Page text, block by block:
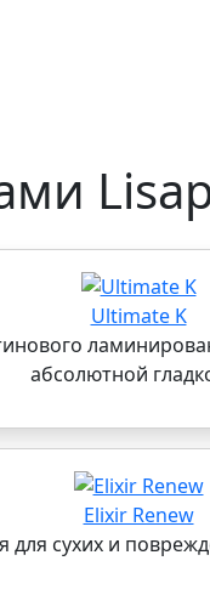
Ultimate K
абсолютной
Elixir Renew
для сухих и